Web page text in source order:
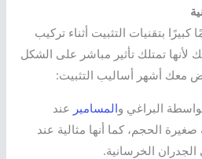
بتقنيات التثبيت أثناء تركيب
لأنها تمتلك تأثير مباشر على الشكل
معك أشهر أساليب التثبيت:
البراغي والمسامير عند
صغيرة الحجم، كما أنها مثالية عند
الخرسانية.